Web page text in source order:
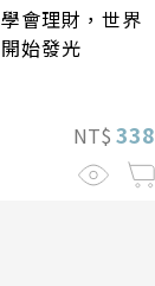
學會理財，世界
開始發光
NT$ 338